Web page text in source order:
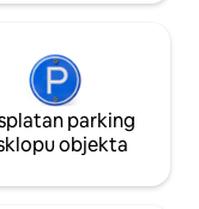
parking
objekta